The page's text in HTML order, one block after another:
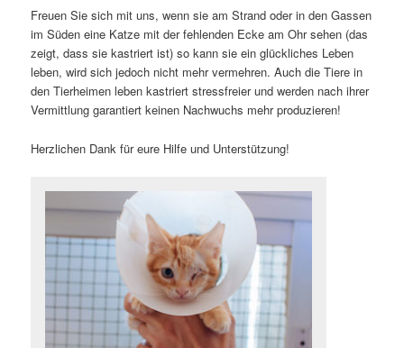
Freuen Sie sich mit uns, wenn sie am Strand oder in den Gassen
im Süden eine Katze mit der fehlenden Ecke am Ohr sehen (das
zeigt, dass sie kastriert ist) so kann sie ein glückliches Leben
leben, wird sich jedoch nicht mehr vermehren. Auch die Tiere in
den Tierheimen leben kastriert stressfreier und werden nach ihrer
Vermittlung garantiert keinen Nachwuchs mehr produzieren!
Herzlichen Dank für eure Hilfe und Unterstützung!